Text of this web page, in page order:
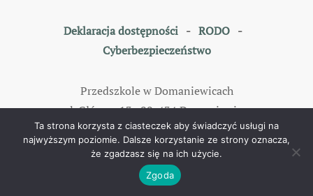
Deklaracja dostępności- RODO-
Cyberbezpieczeństwo
Przedszkole w Domaniewicach
ul. Główna 13, 99-434 Domaniewice
tel: 46 838 35 79
All rights reserved. Designed byTOMKAM
Ta strona korzysta z ciasteczek aby świadczyć usługi na
najwyższym poziomie. Dalsze korzystanie ze strony oznacza,
że zgadzasz się na ich użycie.
Zgoda